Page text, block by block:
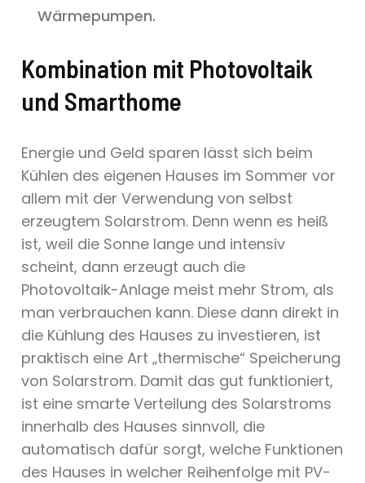
Wärmepumpen.
Kombination mit Photovoltaik
und Smarthome
Energie und Geld sparen lässt sich beim
Kühlen des eigenen Hauses im Sommer vor
allem mit der Verwendung von selbst
erzeugtem Solarstrom. Denn wenn es heiß
ist, weil die Sonne lange und intensiv
scheint, dann erzeugt auch die
Photovoltaik-Anlage meist mehr Strom, als
man verbrauchen kann. Diese dann direkt in
die Kühlung des Hauses zu investieren, ist
praktisch eine Art „thermische“ Speicherung
von Solarstrom. Damit das gut funktioniert,
ist eine smarte Verteilung des Solarstroms
innerhalb des Hauses sinnvoll, die
automatisch dafür sorgt, welche Funktionen
des Hauses in welcher Reihenfolge mit PV-